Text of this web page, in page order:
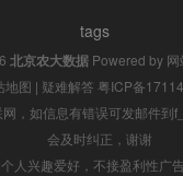
tags
北京农大数据Powered by
地图 | 疑难解答 粤ICP备
，如信息有错误可发邮件到
会及时纠正，谢谢
人兴趣爱好，不接盈利性广